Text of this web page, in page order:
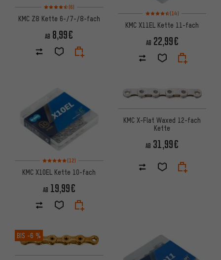
Bewertungen: 4,5 von 5 basierend auf 6 Bewertungen
(6)
KMC Z8 Kette 6-/7-/8-fach
AB 8,99€
Bewertungen: 4,5 von 5
(14)
KMC X11EL Kette 11-fach
AB 22,99€
Bewertungen: 5 von 5 basierend auf 12 Bewertungen
(12)
KMC X10EL Kette 10-fach
AB 19,99€
KMC X-Flat Waxed 12-fach
Kette
AB 31,99€
BIS -6 %